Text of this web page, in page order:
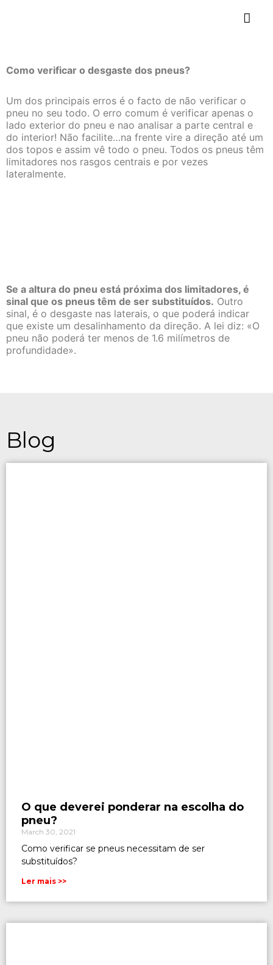
Como verificar o desgaste dos pneus?
Um dos principais erros é o facto de não verificar o
pneu no seu todo. O erro comum é verificar apenas o
lado exterior do pneu e nao analisar a parte central e
do interior! Não facilite…na frente vire a direção até um
dos topos e assim vê todo o pneu. Todos os pneus têm
limitadores nos rasgos centrais e por vezes
lateralmente.
Se a altura do pneu está próxima dos limitadores, é
sinal que os pneus têm de ser substituídos. Outro
sinal, é o desgaste nas laterais, o que poderá indicar
que existe um desalinhamento da direção. A lei diz: «O
pneu não poderá ter menos de 1.6 milímetros de
profundidade».
Blog
O que deverei ponderar na escolha do
pneu?
March 30, 2021
Como verificar se pneus necessitam de ser
substituídos?
Ler mais >>